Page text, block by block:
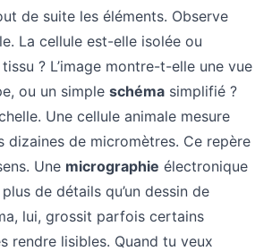
de suite les éléments. Observe
La cellule est-elle isolée ou
? L’image montre-t-elle une vue
ou un simple schéma simplifié ?
Une cellule animale mesure
dizaines de micromètres. Ce repère
Une micrographie électronique
de détails qu’un dessin de
lui, grossit parfois certains
rendre lisibles. Quand tu veux